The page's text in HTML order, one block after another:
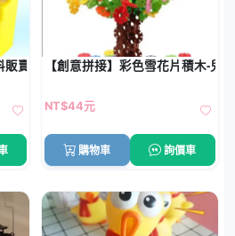
販賣機-兒童益智玩具
【創意拼接】彩色雪花片積木-兒
NT$44元
購物車 詢價車